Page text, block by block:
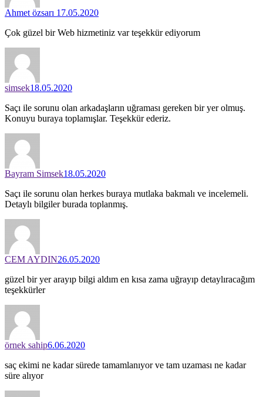
Ahmet özsarı 17.05.2020
Çok güzel bir Web hizmetiniz var teşekkür ediyorum
simsek18.05.2020
Saçı ile sorunu olan arkadaşların uğraması gereken bir yer olmuş.
Konuyu buraya toplamışlar. Teşekkür ederiz.
Bayram Simsek18.05.2020
Saçı ile sorunu olan herkes buraya mutlaka bakmalı ve incelemeli.
Detaylı bilgiler burada toplanmış.
CEM AYDIN26.05.2020
güzel bir yer arayıp bilgi aldım en kısa zama uğrayıp detaylıracağım
teşekkürler
örnek sahip6.06.2020
saç ekimi ne kadar sürede tamamlanıyor ve tam uzaması ne kadar
süre alıyor